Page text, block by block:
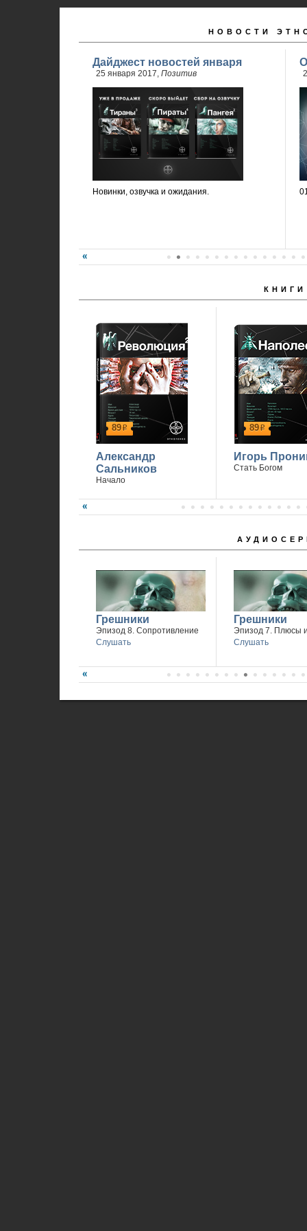
НОВОСТИ
Дайджест новостей января
25 января 2017, Позитив
Новинки, озвучка и ожидания.
КНИГИ
89р
Александр
Сальников
Начало
89р
Игорь
Стать Богом
Грешники
Эпизод 8. Сопротивление
Слушать
Грешники
Эпизод 7. Плюсы
Слушать